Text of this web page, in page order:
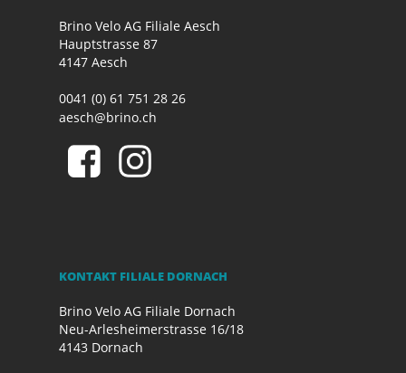
Brino Velo AG Filiale Aesch
Hauptstrasse 87
4147 Aesch
0041 (0) 61 751 28 26
aesch@brino.ch
KONTAKT FILIALE DORNACH
Brino Velo AG Filiale Dornach
Neu-Arlesheimerstrasse 16/18
4143 Dornach